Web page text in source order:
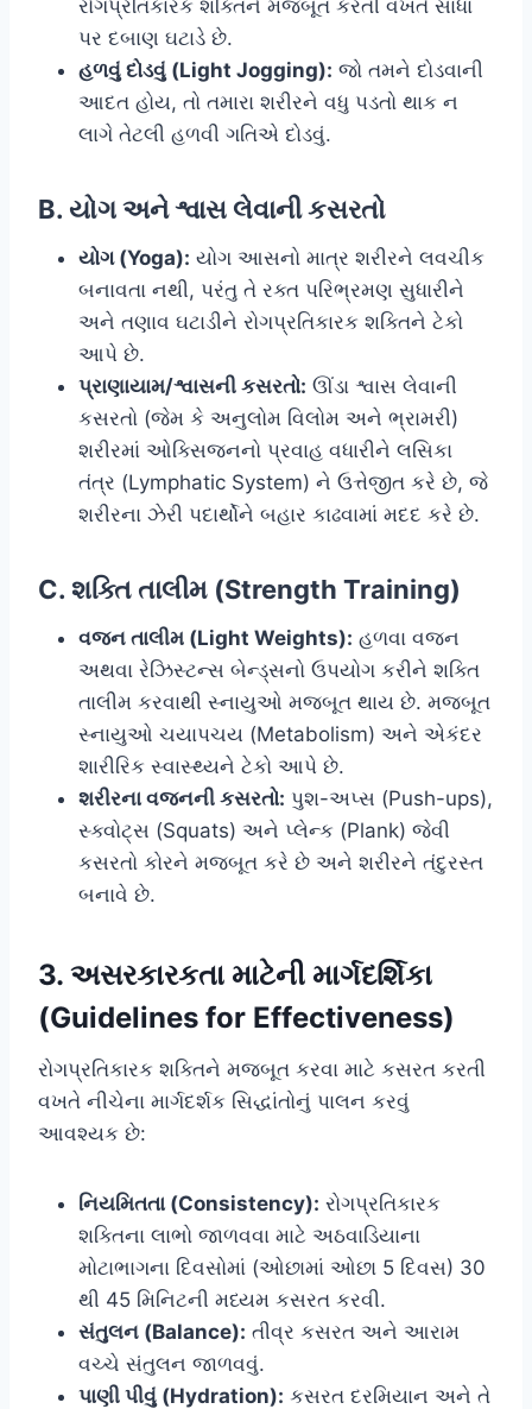
રોગપ્રતિકારક શક્તિને મજબૂત કરતી વખતે સાંધા
પર દબાણ ઘટાડે છે.
હળવું દોડવું (Light Jogging): જો તમને દોડવાની
આદત હોય, તો તમારા શરીરને વધુ પડતો થાક ન
લાગે તેટલી હળવી ગતિએ દોડવું.
B. યોગ અને શ્વાસ લેવાની કસરતો
યોગ (Yoga): યોગ આસનો માત્ર શરીરને લવચીક
બનાવતા નથી, પરંતુ તે રક્ત પરિભ્રમણ સુધારીને
અને તણાવ ઘટાડીને રોગપ્રતિકારક શક્તિને ટેકો
આપે છે.
પ્રાણાયામ/શ્વાસની કસરતો: ઊંડા શ્વાસ લેવાની
કસરતો (જેમ કે અનુલોમ વિલોમ અને ભ્રામરી)
શરીરમાં ઓક્સિજનનો પ્રવાહ વધારીને લસિકા
તંત્ર (Lymphatic System) ને ઉત્તેજીત કરે છે, જે
શરીરના ઝેરી પદાર્થોને બહાર કાઢવામાં મદદ કરે છે.
C. શક્તિ તાલીમ (Strength Training)
વજન તાલીમ (Light Weights): હળવા વજન
અથવા રેઝિસ્ટન્સ બેન્ડ્સનો ઉપયોગ કરીને શક્તિ
તાલીમ કરવાથી સ્નાયુઓ મજબૂત થાય છે. મજબૂત
સ્નાયુઓ ચયાપચય (Metabolism) અને એકંદર
શારીરિક સ્વાસ્થ્યને ટેકો આપે છે.
શરીરના વજનની કસરતો: પુશ-અપ્સ (Push-ups),
સ્ક્વોટ્સ (Squats) અને પ્લેન્ક (Plank) જેવી
કસરતો કોરને મજબૂત કરે છે અને શરીરને તંદુરસ્ત
બનાવે છે.
3. અસરકારકતા માટેની માર્ગદર્શિકા
(Guidelines for Effectiveness)
રોગપ્રતિકારક શક્તિને મજબૂત કરવા માટે કસરત કરતી
વખતે નીચેના માર્ગદર્શક સિદ્ધાંતોનું પાલન કરવું
આવશ્યક છે:
નિયમિતતા (Consistency): રોગપ્રતિકારક
શક્તિના લાભો જાળવવા માટે અઠવાડિયાના
મોટાભાગના દિવસોમાં (ઓછામાં ઓછા 5 દિવસ) 30
થી 45 મિનિટની મધ્યમ કસરત કરવી.
સંતુલન (Balance): તીવ્ર કસરત અને આરામ
વચ્ચે સંતુલન જાળવવું.
પાણી પીવું (Hydration): કસરત દરમિયાન અને તે